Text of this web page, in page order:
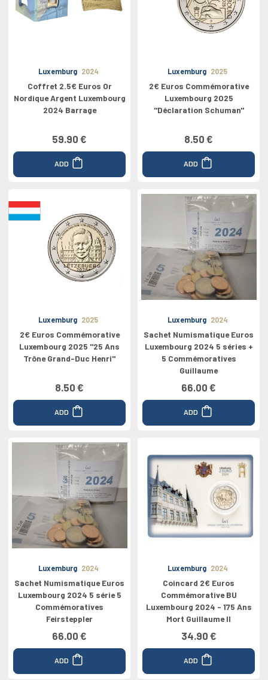
Luxemburg 2024
Coffret 2.5€ Euros Or
Nordique Argent Luxembourg
2024 Barrage
59.90 €
ADD
Luxemburg 2025
2€ Euros Commémorative
Luxembourg 2025
"Déclaration Schuman"
8.50 €
ADD
Luxemburg 2025
2€ Euros Commémorative
Luxembourg 2025 "25 Ans
Trône Grand-Duc Henri"
8.50 €
ADD
Luxemburg 2024
Sachet Numismatique Euros
Luxembourg 2024 5 séries +
5 Commémoratives
Guillaume
66.00 €
ADD
Luxemburg 2024
Sachet Numismatique Euros
Luxembourg 2024 5 série 5
Commémoratives
Feirsteppler
66.00 €
ADD
Luxemburg 2024
Coincard 2€ Euros
Commémorative BU
Luxembourg 2024 - 175 Ans
Mort Guillaume II
34.90 €
ADD